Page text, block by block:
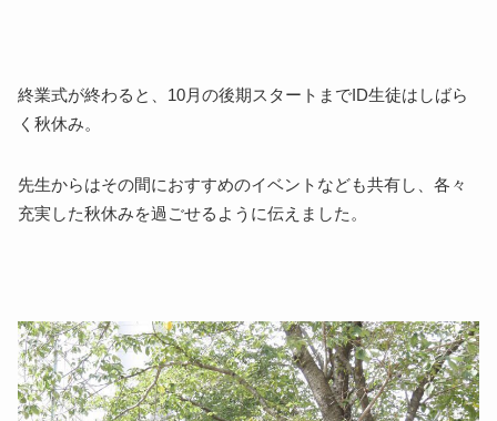
終業式が終わると、 10月の後期スタートまで ID生徒はしばら
く秋休み。
先生からはその間におすすめのイベントなども共有し、各々
充実した秋休みを過ごせるように伝えました。